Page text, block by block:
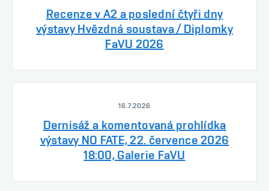
Recenze v A2 a poslední čtyři dny
výstavy Hvězdná soustava / Diplomky
FaVU 2026
16.7.2026
Dernisáž a komentovaná prohlídka
výstavy NO FATE, 22. července 2026
18:00, Galerie FaVU